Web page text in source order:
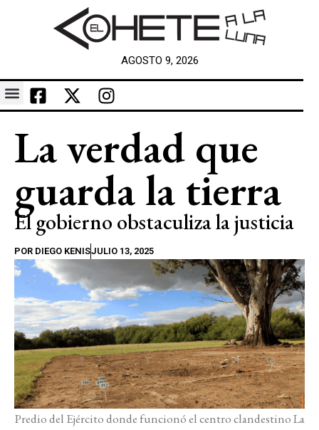
AGOSTO 9, 2026
La verdad que
guarda la tierra
El gobierno obstaculiza la justicia
POR DIEGO KENISJULIO 13, 2025
Predio del Ejército donde funcionó el centro clandestino La